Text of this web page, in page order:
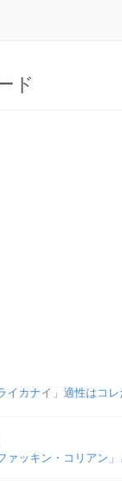
ド
イカナイ」適性はコ
ッキン・コリアン